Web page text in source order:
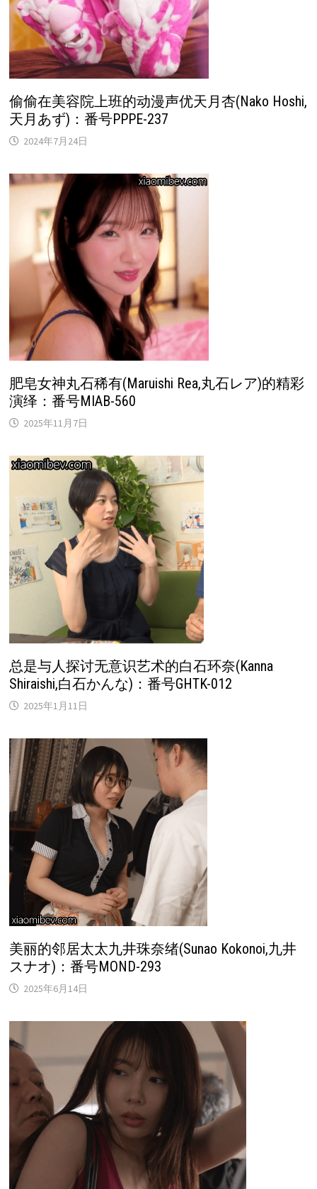
偷偷在美容院上班的动漫声优天月杏(Nako Hoshi,
天月あず)：番号PPPE-237
2024年7月24日
肥皂女神丸石稀有(Maruishi Rea,丸石レア)的精彩
演绎：番号MIAB-560
2025年11月7日
总是与人探讨无意识艺术的白石环奈(Kanna
Shiraishi,白石かんな)：番号GHTK-012
2025年1月11日
美丽的邻居太太九井珠奈绪(Sunao Kokonoi,九井
スナオ)：番号MOND-293
2025年6月14日